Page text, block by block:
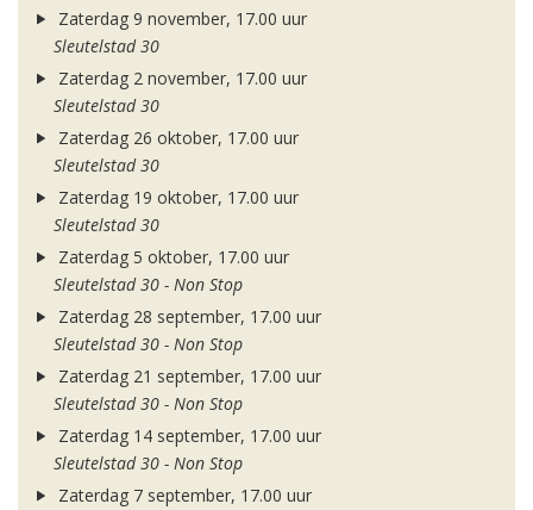
Zaterdag 9 november, 17.00 uur
Sleutelstad 30
Zaterdag 2 november, 17.00 uur
Sleutelstad 30
Zaterdag 26 oktober, 17.00 uur
Sleutelstad 30
Zaterdag 19 oktober, 17.00 uur
Sleutelstad 30
Zaterdag 5 oktober, 17.00 uur
Sleutelstad 30 - Non Stop
Zaterdag 28 september, 17.00 uur
Sleutelstad 30 - Non Stop
Zaterdag 21 september, 17.00 uur
Sleutelstad 30 - Non Stop
Zaterdag 14 september, 17.00 uur
Sleutelstad 30 - Non Stop
Zaterdag 7 september, 17.00 uur